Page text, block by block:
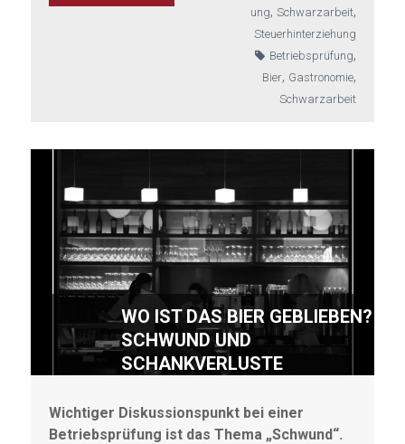
ung,Schwarzarbeit,
Steuerhinterziehung
Betriebsprüfung,
Bier, Gastronomie,
Schwarzarbeit
WO IST DAS BIER GEBLIEBEN?
SCHWUND UND
SCHANKVERLUSTE
Wichtiger Diskussionspunkt bei einer
Betriebsprüfung ist das Thema „Schwund“.